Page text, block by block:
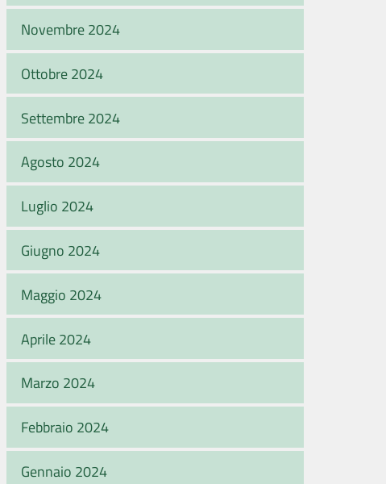
Novembre 2024
Ottobre 2024
Settembre 2024
Agosto 2024
Luglio 2024
Giugno 2024
Maggio 2024
Aprile 2024
Marzo 2024
Febbraio 2024
Gennaio 2024